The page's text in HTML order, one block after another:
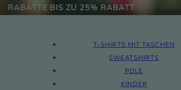
RABATTE BIS ZU 25% RABATT
T-SHIRTS MIT TASCHEN
SWEATSHIRTS
POLE
KINDER